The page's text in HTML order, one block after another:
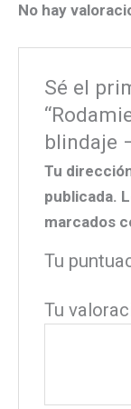
No hay
Sé el
blindaje
Tu
publicada.
marcados
Tu
Tu